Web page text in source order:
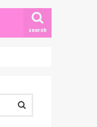
search